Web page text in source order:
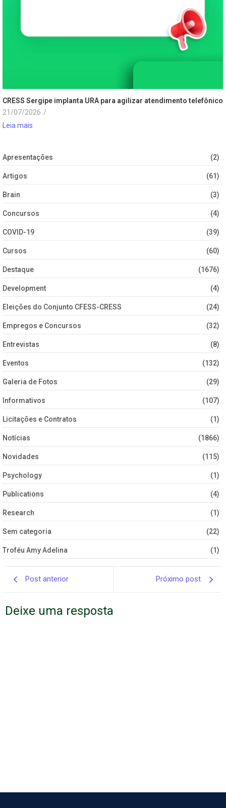
CRESS Sergipe implanta URA para agilizar atendimento telefônico
21/07/2026 /
Leia mais
Apresentações (2)
Artigos (61)
Brain (3)
Concursos (4)
COVID-19 (39)
Cursos (60)
Destaque (1676)
Development (4)
Eleições do Conjunto CFESS-CRESS (24)
Empregos e Concursos (32)
Entrevistas (8)
Eventos (132)
Galeria de Fotos (29)
Informativos (107)
Licitações e Contratos (1)
Notícias (1866)
Novidades (115)
Psychology (1)
Publications (4)
Research (1)
Sem categoria (22)
Troféu Amy Adelina (1)
Post anterior Próximo post
Deixe uma resposta